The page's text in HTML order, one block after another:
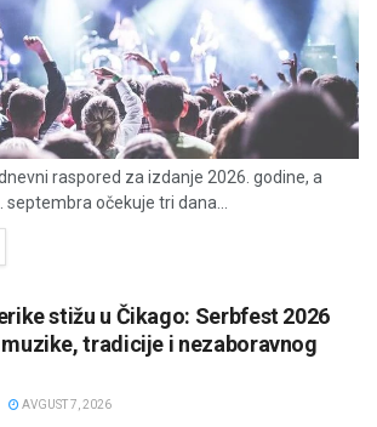
raspored za izdanje 2026. godine, a
septembra očekuje tri dana...
stižu u Čikago: Serbfest 2026
tradicije i nezaboravnog
AVGUST 7, 2026